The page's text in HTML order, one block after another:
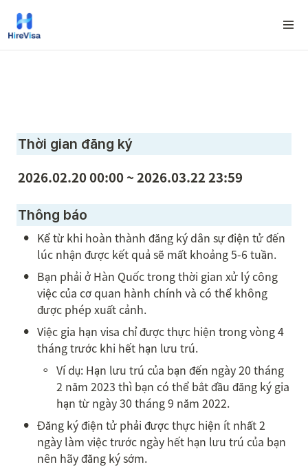
Thời gian đăng ký
2026.02.20 00:00 ~ 2026.03.22 23:59
Thông báo
• Kể từ khi hoàn thành đăng ký dân sự điện tử đến
lúc nhận được kết quả sẽ mất khoảng 5-6 tuần.
• Bạn phải ở Hàn Quốc trong thời gian xử lý công
việc của cơ quan hành chính và có thể không
được phép xuất cảnh.
• Việc gia hạn visa chỉ được thực hiện trong vòng 4
tháng trước khi hết hạn lưu trú.
◦ Ví dụ: Hạn lưu trú của bạn đến ngày 20 tháng
2 năm 2023 thì bạn có thể bắt đầu đăng ký gia
hạn từ ngày 30 tháng 9 năm 2022.
• Đăng ký điện tử phải được thực hiện ít nhất 2
ngày làm việc trước ngày hết hạn lưu trú của bạn
nên hãy đăng ký sớm.